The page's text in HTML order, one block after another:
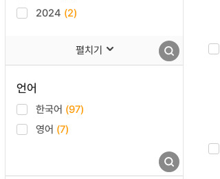
2024 (2)
펼치기
언어
한국어 (97)
영어 (7)